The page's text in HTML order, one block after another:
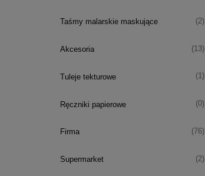
Taśmy malarskie maskujące (2)
Akcesoria (13)
Tuleje tekturowe (1)
Ręczniki papierowe (0)
Firma (76)
Supermarket (2)